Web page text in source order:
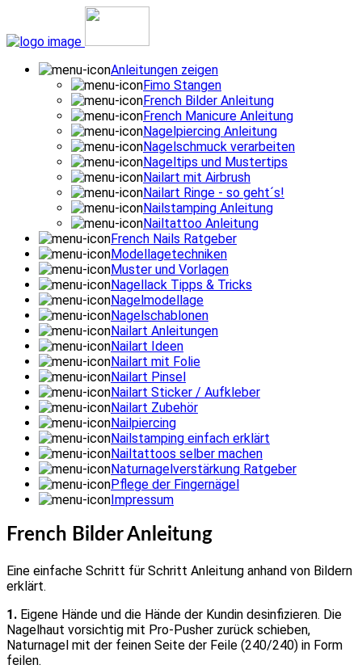
Anleitungen zeigen
Fimo Stangen
French Bilder Anleitung
French Manicure Anleitung
Nagelpiercing Anleitung
Nagelschmuck verarbeiten
Nageltips und Mustertips
Nailart mit Airbrush
Nailart Ringe - so geht´s!
Nailstamping Anleitung
Nailtattoo Anleitung
French Nails Ratgeber
Modellagetechniken
Muster und Vorlagen
Nagellack Tipps & Tricks
Nagelmodellage
Nagelschablonen
Nailart Anleitungen
Nailart Ideen
Nailart mit Folie
Nailart Pinsel
Nailart Sticker / Aufkleber
Nailart Zubehör
Nailpiercing
Nailstamping einfach erklärt
Nailtattoos selber machen
Naturnagelverstärkung Ratgeber
Pflege der Fingernägel
Impressum
French Bilder Anleitung
Eine einfache Schritt für Schritt Anleitung anhand von Bildern
erklärt.
1. Eigene Hände und die Hände der Kundin desinfizieren. Die
Nagelhaut vorsichtig mit Pro-Pusher zurück schieben,
Naturnagel mit der feinen Seite der Feile (240/240) in Form
feilen.